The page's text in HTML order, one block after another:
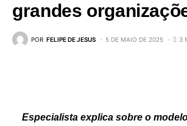
grandes
POR FELIPE DE JESUS 5 DE MAIO DE 2025 3
Especialista explica sobre o